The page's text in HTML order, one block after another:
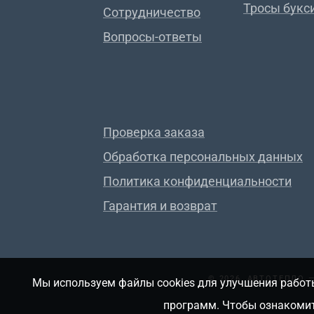
Сотрудничество
Вопросы-ответы
Тросы
Проверка заказа
Обработка персональных данных
Политика конфиденциальности
Гарантия и возврат
© 2026, АВТОТЕПЛО
Мы используем файлы cookies для улучшения
программ. Чтобы